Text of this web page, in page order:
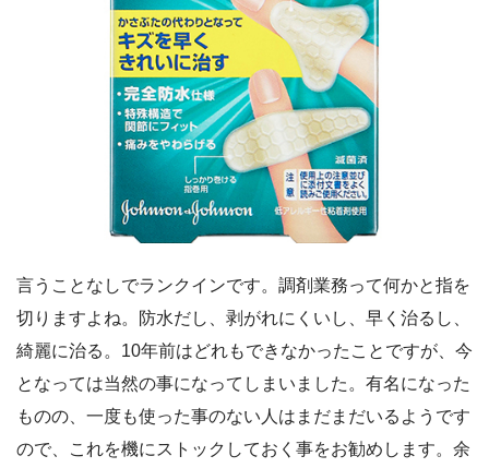
言うことなしでランクインです。調剤業務って何かと指を
切りますよね。防水だし、剥がれにくいし、早く治るし、
綺麗に治る。10年前はどれもできなかったことですが、今
となっては当然の事になってしまいました。有名になった
ものの、一度も使った事のない人はまだまだいるようです
ので、これを機にストックしておく事をお勧めします。余